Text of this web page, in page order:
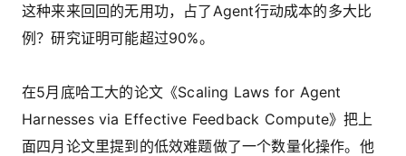
这种来来回回的无用功，占了Agent行动成本的多大比
例？研究证明可能超过90%。
在5月底哈工大的论文《Scaling Laws for Agent
Harnesses via Effective Feedback Compute》把上
面四月论文里提到的低效难题做了一个数量化操作。他